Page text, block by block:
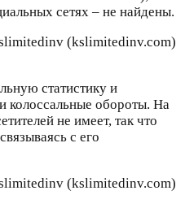
сетях – не найдены.
статистику и
колоссальные обороты. На
не имеет, так что
с его